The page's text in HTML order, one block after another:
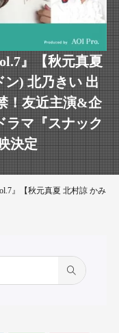
』【秋元真夏
) 北乃きい 出
！友近主演&企
ラマ『スナック
決定
』【秋元真夏 北村諒 かみ